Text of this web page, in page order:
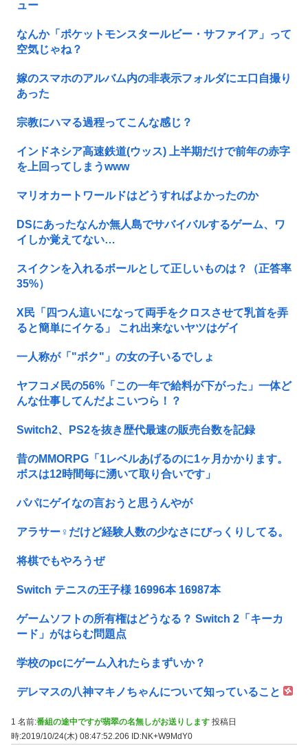
ュー
なんか「ポケットモンスタールビー・サファイア」って
空気じゃね？
嫁のスマホのアルバム内の非表示フォルダにエ口自撮り
あった
宗教にハマる過程ってこんな感じ？
インドネシア高速鉄道(ウッス) 上半期だけで前年の赤字
を上回ってしまうwww
マリオカートワールドはどうすればよかったのか
DSにあったなんか無人島でサバイバルするゲーム、ワ
イしか覚えてない…
スイクンを入れるボールとして正しいものは？（正答率
35%）
X民「四つん這いになって両手をクロスさせて乳首を弄
ると簡単にイケる」 これ出来ないヤツはゲイ
一人称が「"ボク"」の女の子いるでしょ
ヤフコメ民の56%「この一年で給料が下がった」一体ど
んな仕事してんだよこいつら！？
Switch2、PS2を抜き歴代最速の販売台数を記録
昔のMMORPG「1レベルあげるのに1ヶ月かかります。
ボスは12時間毎に湧いて取り合いです」
パパにゲイなの言おうと思うんやが
アラサー♀だけど経験人数の少なさにびっくりしてる。
将棋でもやろうぜ
Switch テニスの王子様 16996本 16987本
ゲームソフトの所有権はどうなる？ Switch 2「キーカ
ード」がはらむ問題点
学校のpcにゲーム入れたらまずいか？
デレマスの八神マキノちゃんについて知っていること
1 名前:番組の途中ですが翡翠の名無しがお送りします 投稿日
時:2019/10/24(木) 08:47:52.206
ID:NK+W9MdY0